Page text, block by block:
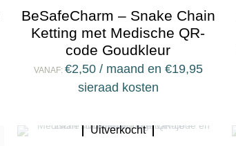
BeSafeCharm – Snake Chain
Ketting met Medische QR-
code Goudkleur
VANAF: €2,50 / maand en €19,95
sieraad kosten
Uitverkocht